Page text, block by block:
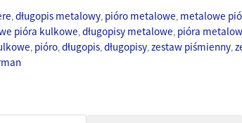
,długopis metalowy, pióro metalowe, metalowe
pióra kulkowe,długopisy metalowe, pióra
, pióro,długopis,długopisy,zestaw piśmienny,